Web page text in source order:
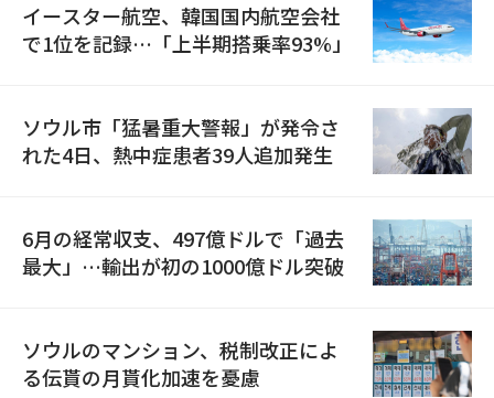
イースター航空、韓国国内航空会社
で1位を記録…「上半期搭乗率93%」
ソウル市「猛暑重大警報」が発令さ
れた4日、熱中症患者39人追加発生
6月の経常収支、497億ドルで「過去
最大」…輸出が初の1000億ドル突破
ソウルのマンション、税制改正によ
る伝貰の月貰化加速を憂慮